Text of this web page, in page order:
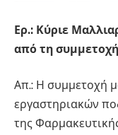
Ερ.: Κύριε
από τη
Απ.: Η συμμετοχή
εργαστηριακών
της